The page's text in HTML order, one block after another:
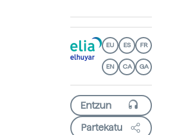
EU ES FR
EN CA GA
Partekatu